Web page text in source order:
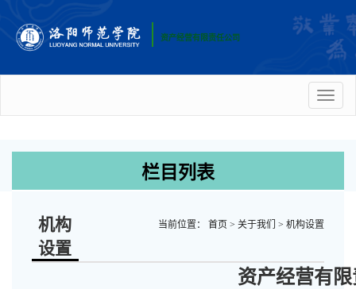
资产经营有限责任公司
栏目列表
机构
设置
当前位置： 首页 > 关于我们 > 机构设置
资产经营有